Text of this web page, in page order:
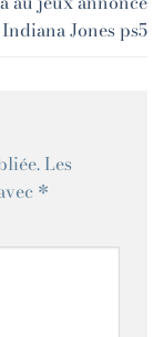
Indiana Jones ps5
Les
*